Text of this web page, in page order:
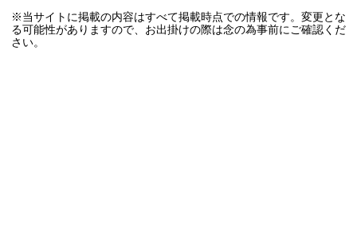
※当サイトに掲載の内容はすべて掲載時点での情報です。変更とな
る可能性がありますので、お出掛けの際は念の為事前にご確認くだ
さい。